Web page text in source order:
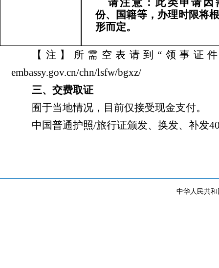
请注意：此类申请因
份、国籍等，办理时限将
形而定。
【注】所需空表请到“领事证
embassy.gov.cn/chn/lsfw/bgxz/
三、交费取证
囿于当地情况，目前仅接受现金支付。
中国普通护照/旅行证颁发、换发、补发
中华人民共